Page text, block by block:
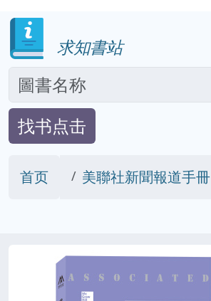
求知書站
找书点击
首页 美聯社新聞報道手冊